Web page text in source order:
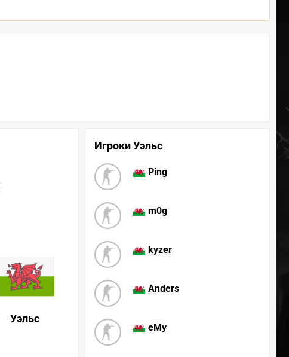
Игроки Уэльс
Ping
m0g
kyzer
Anders
eMy
Уэльс